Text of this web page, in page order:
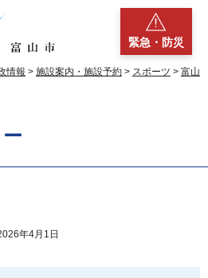
緊急・防災
情報 > 施設案内・施設予約 > スポーツ > 富山
年4月1日